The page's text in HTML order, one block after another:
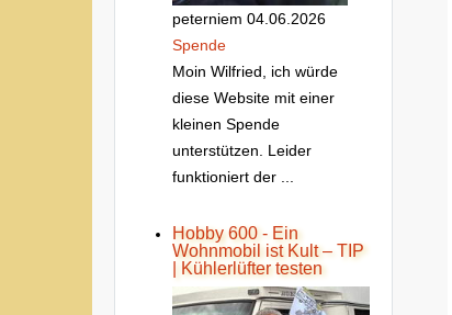
peterniem 04.06.2026
Spende
Moin Wilfried, ich würde
diese Website mit einer
kleinen Spende
unterstützen. Leider
funktioniert der ...
Hobby 600 - Ein
Wohnmobil ist Kult – TIP
| Kühlerlüfter testen